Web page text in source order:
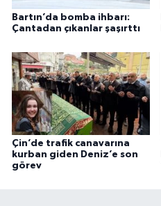
Bartın’da bomba ihbarı:
Çantadan çıkanlar şaşırttı
Çin’de trafik canavarına
kurban giden Deniz’e son
görev